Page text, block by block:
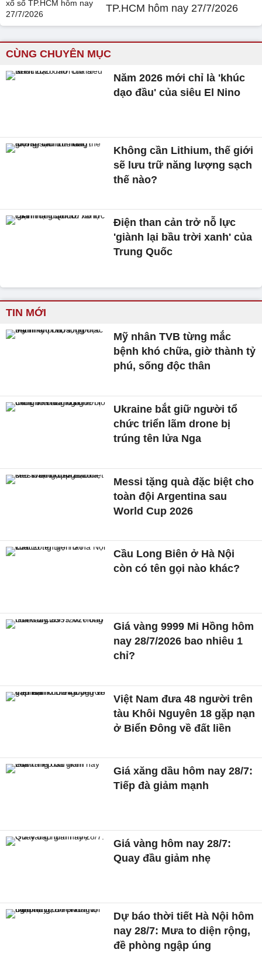
TP.HCM hôm nay 27/7/2026
CÙNG CHUYÊN MỤC
Năm 2026 mới chỉ là 'khúc
dạo đầu' của siêu El Nino
Không cần Lithium, thế giới
sẽ lưu trữ năng lượng sạch
thế nào?
Điện than cản trở nỗ lực
'giành lại bầu trời xanh' của
Trung Quốc
TIN MỚI
Mỹ nhân TVB từng mắc
bệnh khó chữa, giờ thành tỷ
phú, sống độc thân
Ukraine bắt giữ người tổ
chức triển lãm drone bị
trúng tên lửa Nga
Messi tặng quà đặc biệt cho
toàn đội Argentina sau
World Cup 2026
Cầu Long Biên ở Hà Nội
còn có tên gọi nào khác?
Giá vàng 9999 Mi Hồng hôm
nay 28/7/2026 bao nhiêu 1
chỉ?
Việt Nam đưa 48 người trên
tàu Khôi Nguyên 18 gặp nạn
ở Biển Đông về đất liền
Giá xăng dầu hôm nay 28/7:
Tiếp đà giảm mạnh
Giá vàng hôm nay 28/7:
Quay đầu giảm nhẹ
Dự báo thời tiết Hà Nội hôm
nay 28/7: Mưa to diện rộng,
đề phòng ngập úng